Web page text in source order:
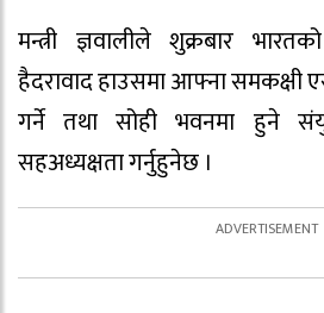
मन्त्री ज्ञवालीले शुक्रबार
हैदरावाद हाउसमा आफ्ना समकक्षी
गर्ने तथा सोही भवनमा हुने
सहअध्यक्षता गर्नुहुनेछ ।